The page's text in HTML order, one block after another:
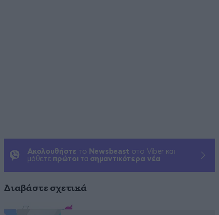
Ακολουθήστε το Newsbeast στο Viber και
μάθετε πρώτοι τα σημαντικότερα νέα
Διαβάστε σχετικά